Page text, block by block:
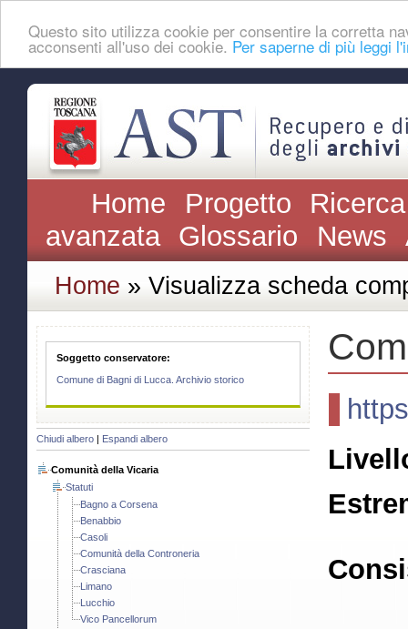
Questo sito utilizza cookie per consentire la corretta
acconsenti all'uso dei cookie. Per saperne di più leggi
Home Progetto
avanzata Glossario News
Home » Visualizza scheda
Soggetto conservatore:
Comune di Bagni di Lucca. Archivio storico
Chiudi albero Espandi albero
Comunità della Vicaria
Statuti
Bagno a Corsena
Benabbio
Casoli
Comunità della Controneria
Crasciana
Limano
Lucchio
Vico Pancellorum